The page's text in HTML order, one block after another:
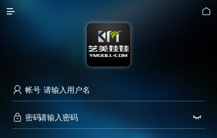
 
 帐号
 密码 